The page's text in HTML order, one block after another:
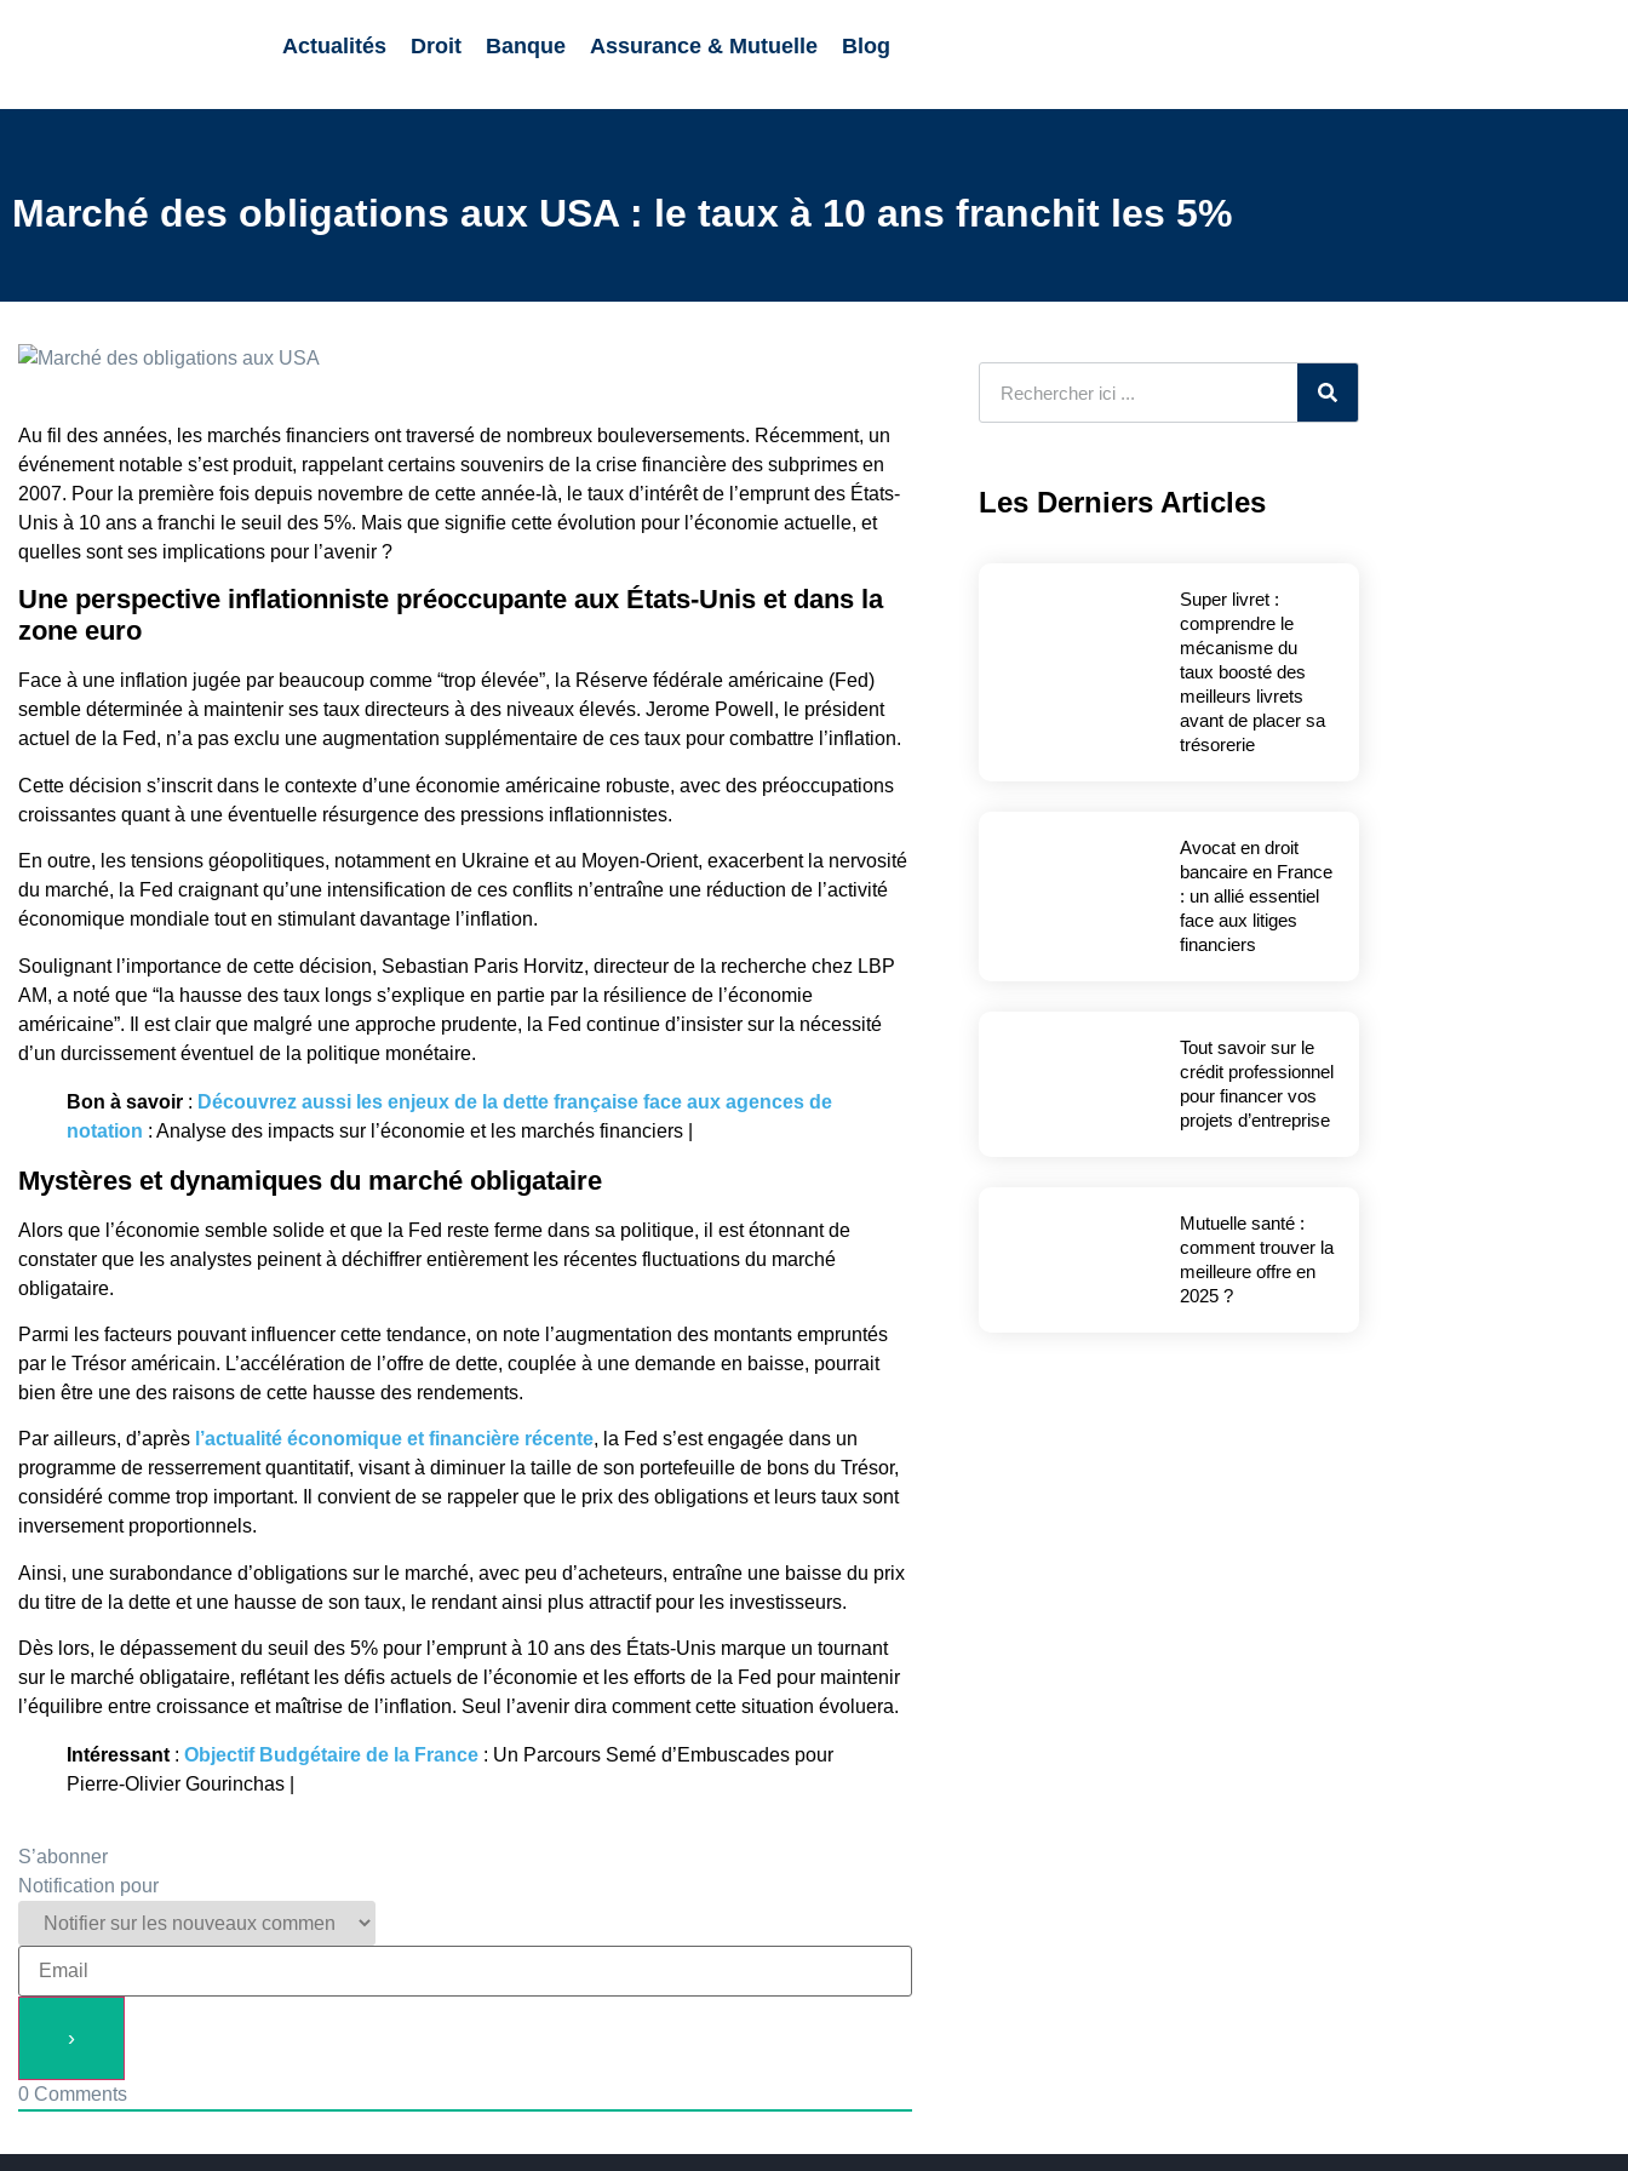
Actualités Droit Banque Assurance & Mutuelle Blog
Marché des obligations aux USA : le taux à 10 ans franchit les 5%
Au fil des années, les marchés financiers ont traversé de nombreux bouleversements. Récemment, un
événement notable s’est produit, rappelant certains souvenirs de la crise financière des subprimes en
2007. Pour la première fois depuis novembre de cette année-là, le taux d’intérêt de l’emprunt des États-
Unis à 10 ans a franchi le seuil des 5%. Mais que signifie cette évolution pour l’économie actuelle, et
quelles sont ses implications pour l’avenir ?
Une perspective inflationniste préoccupante aux États-Unis et dans la
zone euro
Face à une inflation jugée par beaucoup comme “trop élevée”, la Réserve fédérale américaine (Fed)
semble déterminée à maintenir ses taux directeurs à des niveaux élevés. Jerome Powell, le président
actuel de la Fed, n’a pas exclu une augmentation supplémentaire de ces taux pour combattre l’inflation.
Cette décision s’inscrit dans le contexte d’une économie américaine robuste, avec des préoccupations
croissantes quant à une éventuelle résurgence des pressions inflationnistes.
En outre, les tensions géopolitiques, notamment en Ukraine et au Moyen-Orient, exacerbent la nervosité
du marché, la Fed craignant qu’une intensification de ces conflits n’entraîne une réduction de l’activité
économique mondiale tout en stimulant davantage l’inflation.
Soulignant l’importance de cette décision, Sebastian Paris Horvitz, directeur de la recherche chez LBP
AM, a noté que “la hausse des taux longs s’explique en partie par la résilience de l’économie
américaine”. Il est clair que malgré une approche prudente, la Fed continue d’insister sur la nécessité
d’un durcissement éventuel de la politique monétaire.
Bon à savoir : Découvrez aussi les enjeux de la dette française face aux agences de
notation : Analyse des impacts sur l’économie et les marchés financiers |
Mystères et dynamiques du marché obligataire
Alors que l’économie semble solide et que la Fed reste ferme dans sa politique, il est étonnant de
constater que les analystes peinent à déchiffrer entièrement les récentes fluctuations du marché
obligataire.
Parmi les facteurs pouvant influencer cette tendance, on note l’augmentation des montants empruntés
par le Trésor américain. L’accélération de l’offre de dette, couplée à une demande en baisse, pourrait
bien être une des raisons de cette hausse des rendements.
Par ailleurs, d’après l’actualité économique et financière récente, la Fed s’est engagée dans un
programme de resserrement quantitatif, visant à diminuer la taille de son portefeuille de bons du Trésor,
considéré comme trop important. Il convient de se rappeler que le prix des obligations et leurs taux sont
inversement proportionnels.
Ainsi, une surabondance d’obligations sur le marché, avec peu d’acheteurs, entraîne une baisse du prix
du titre de la dette et une hausse de son taux, le rendant ainsi plus attractif pour les investisseurs.
Dès lors, le dépassement du seuil des 5% pour l’emprunt à 10 ans des États-Unis marque un tournant
sur le marché obligataire, reflétant les défis actuels de l’économie et les efforts de la Fed pour maintenir
l’équilibre entre croissance et maîtrise de l’inflation. Seul l’avenir dira comment cette situation évoluera.
Intéressant : Objectif Budgétaire de la France : Un Parcours Semé d’Embuscades pour
Pierre-Olivier Gourinchas |
S’abonner
Notification pour
0 Comments
Les Derniers Articles
Super livret :
comprendre le
mécanisme du
taux boosté des
meilleurs livrets
avant de placer sa
trésorerie
Avocat en droit
bancaire en France
: un allié essentiel
face aux litiges
financiers
Tout savoir sur le
crédit professionnel
pour financer vos
projets d’entreprise
Mutuelle santé :
comment trouver la
meilleure offre en
2025 ?